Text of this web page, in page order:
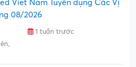
Viet Nam Tuyển dụng Các Vị
08/2026
1 tuần trước